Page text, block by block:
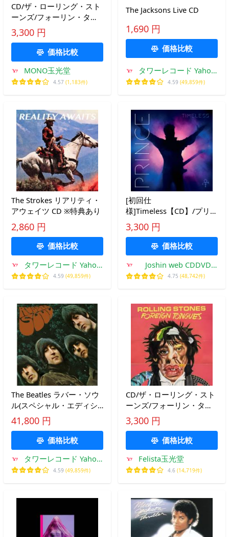
CD/ザ・ローリング・スト
ーンズ/フォーリン・タン
グス (SHM-CD) (解説歌詞
対訳付) (通常盤)
3,300 円
価格比較
MONO玉光堂
4.57 (1,183件)
The Jacksons Live CD
1,690 円
価格比較
タワーレコード Yahoo!
店
4.59 (49,859件)
The Strokes リアリティ・
アウェイツ CD ※特典あり
2,860 円
価格比較
タワーレコード Yahoo!
店
4.59 (49,859件)
[初回仕
様]Timeless【CD】/プリン
ス[Blu-specCD2]【返品種
別A】
3,300 円
価格比較
Joshin web CDDVD
Yahoo!店
4.75 (48,742件)
The Beatles ラバー・ソウ
ル(スペシャル・エディシ
ョン【5LP+7インチ・シン
グル:スーパー・デラック
ス】) ［5LP+7inch+ LP
41,800 円
価格比較
タワーレコード Yahoo!
店
4.59 (49,859件)
CD/ザ・ローリング・スト
ーンズ/フォーリン・タン
グス (SHM-CD) (解説歌詞
対訳付) (通常盤)
3,300 円
価格比較
Felista玉光堂
4.6 (14,719件)